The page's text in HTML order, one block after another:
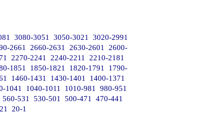
3080-3051 3050-3021
3020-2991
2661 2660-2631 2630-2601
2600-
2270-2241 2240-2211
2210-2181
1851 1850-1821 1820-1791
1790-
1460-1431 1430-1401
1400-1371
1041 1040-1011 1010-981
980-951
560-531 530-501 500-471
470-441
20-1